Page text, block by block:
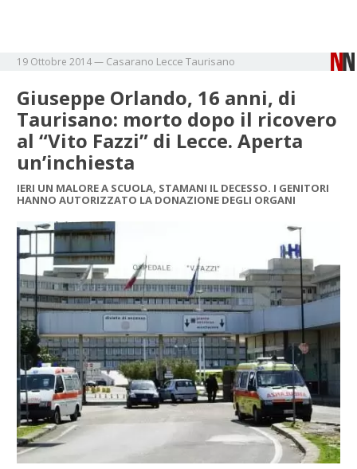
19 Ottobre 2014— Casarano Lecce Taurisano
Giuseppe Orlando, 16 anni, di
Taurisano: morto dopo il ricovero
al “Vito Fazzi” di Lecce. Aperta
un’inchiesta
IERI UN MALORE A SCUOLA, STAMANI IL DECESSO. I GENITORI
HANNO AUTORIZZATO LA DONAZIONE DEGLI ORGANI